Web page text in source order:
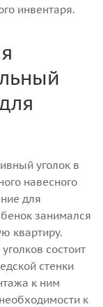
инвентаря.
уголок в
навесного
для
занимался
квартиру.
состоит
стенки
к ним
к